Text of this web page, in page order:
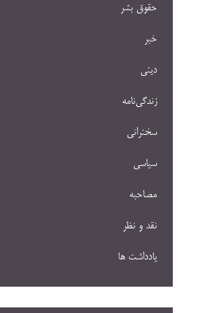
حقوق بشر
خبر
دینی
زندگی‌نامه
سخنرانی
سیاسی
مصاحبه
نقد و نظر
یادداشت ها